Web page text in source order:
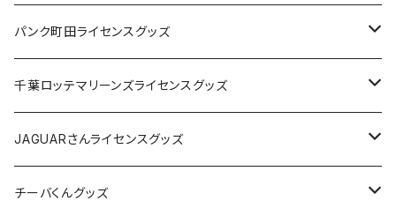
ステッカー
缶バッジ
ホテルキーホルダー
缶バッジ
アクリルキーホルダー
ホテルキーホルダー
クリアファイル
Tシャツ
キャップ
バッグ
ステッカー
パンク町田ライセンスグッズ
Tシャツ
キャップ
バッグ
千葉ロッテマリーンズライセンスグッズ
ステッカー
ステッカー
缶バッジ
JAGUARさんライセンスグッズ
Tシャツ
チーバくんグッズ